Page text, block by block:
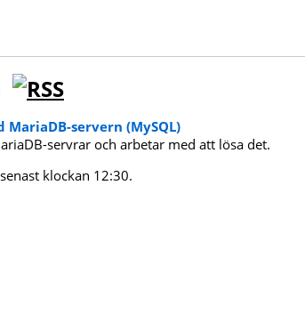
MariaDB-servern (MySQL)
servrar och arbetar med att lösa det.
klockan 12:30.